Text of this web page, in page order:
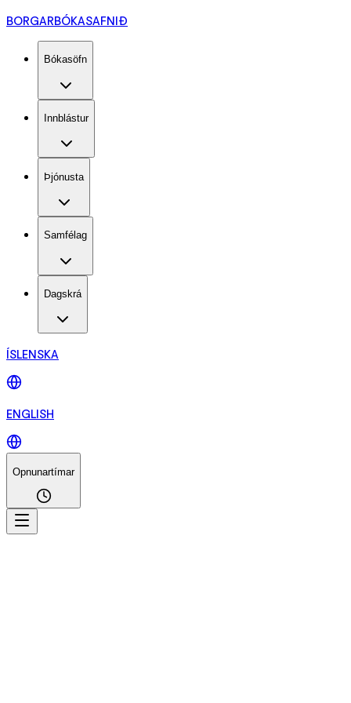
BORGARBÓKASAFNIÐ
Bókasöfn
Innblástur
Þjónusta
Samfélag
Dagskrá
ÍSLENSKA
ENGLISH
Opnunartímar